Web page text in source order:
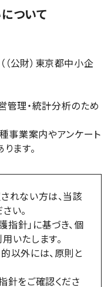
ついて
公財）東京都中小企
理・統計分析のため
事業案内やアンケート
ます。
れない方は、当該
い。
指針」に基づき、個
いたします。
以外には、原則と
針をご確認くださ